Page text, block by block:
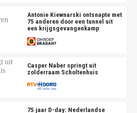
Antonie Kiewnarski ontsnapte met
75 anderen door een tunnel uit
een krijgsgevangenkamp
Casper Naber springt uit
zolderraam Scholtenhuis
75 jaar D-day: Nederlandse